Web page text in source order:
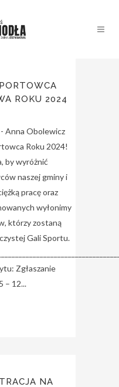
ROKU 2024
Anna Obolewicz
Roku 2024!
by wyróżnić
naszej gminy i
pracę oraz
wyłonimy
którzy zostaną
Gali Sportu.
Zgłaszanie
– 12...
NA